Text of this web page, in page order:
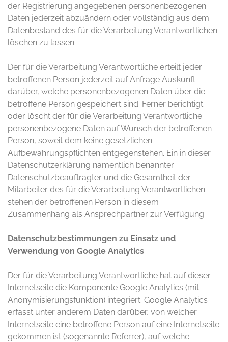
der Registrierung angegebenen personenbezogenen
Daten jederzeit abzuändern oder vollständig aus dem
Datenbestand des für die Verarbeitung Verantwortlichen
löschen zu lassen.
Der für die Verarbeitung Verantwortliche erteilt jeder
betroffenen Person jederzeit auf Anfrage Auskunft
darüber, welche personenbezogenen Daten über die
betroffene Person gespeichert sind. Ferner berichtigt
oder löscht der für die Verarbeitung Verantwortliche
personenbezogene Daten auf Wunsch der betroffenen
Person, soweit dem keine gesetzlichen
Aufbewahrungspflichten entgegenstehen. Ein in dieser
Datenschutzerklärung namentlich benannter
Datenschutzbeauftragter und die Gesamtheit der
Mitarbeiter des für die Verarbeitung Verantwortlichen
stehen der betroffenen Person in diesem
Zusammenhang als Ansprechpartner zur Verfügung.
Datenschutzbestimmungen zu Einsatz und
Verwendung von Google Analytics
Der für die Verarbeitung Verantwortliche hat auf dieser
Internetseite die Komponente Google Analytics (mit
Anonymisierungsfunktion) integriert. Google Analytics
erfasst unter anderem Daten darüber, von welcher
Internetseite eine betroffene Person auf eine Internetseite
gekommen ist (sogenannte Referrer), auf welche